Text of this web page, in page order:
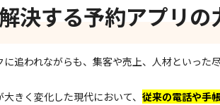
決する予約アプリの
追われながらも、集客や売上、人材といった
きく変化した現代において、 従来の電話や手